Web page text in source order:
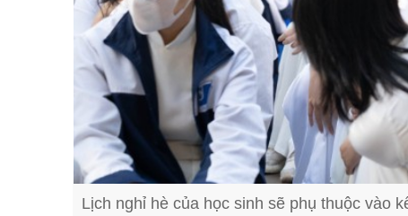
Lịch nghỉ hè của học sinh sẽ phụ thuộc vào